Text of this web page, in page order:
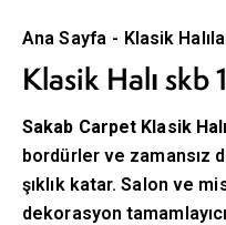
Ana Sayfa Klasik
Klasik Halı skb
Sakab Carpet Klasik
bordürler ve zamansız
şıklık katar. Salon ve
dekorasyon